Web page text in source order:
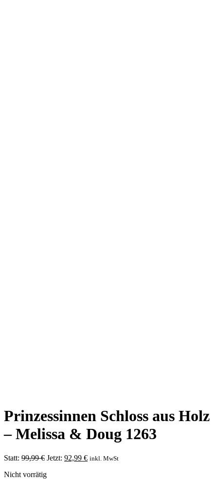
Prinzessinnen Schloss aus Holz
– Melissa & Doug 1263
Statt: 99,99€ Ursprünglicher
war:
Jetzt: 92,99 €Aktueller
inkl. MwSt
Nicht vorrätig